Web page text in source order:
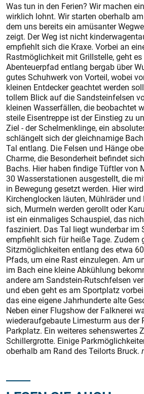
Was tun in den Ferien? Wir machen
wirklich lohnt. Wir starten oberhalb
dem uns bereits ein amüsanter
zeigt. Der Weg ist nicht
empfiehlt sich die Kraxe. Vorbei an
Rastmöglichkeit mit Grillstelle, geht
Abenteuerpfad entlang bergab über
gutes Schuhwerk von Vorteil, wobei
kleinen Entdecker geachtet werden
tollem Blick auf die Sandsteinfelsen
kleinen Wasserfällen, die beobachtet
steile Eisentreppe ist der Einstieg zu
Ziel - der Schelmenklinge, ein
schlängelt sich der gleichnamige
Tal entlang. Die Felsen und Hänge
Charme, die Besonderheit befindet
Bachs. Hier haben findige Tüftler von
30 Wasserstationen ausgestellt, die
in Bewegung gesetzt werden. Hier
Kirchenglocken läuten, Mühlräder
sich, Murmeln werden gerollt oder
ist ein einmaliges Schauspiel, das
fasziniert. Das Tal liegt wunderbar im
empfiehlt sich für heiße Tage. Zudem
Sitzmöglichkeiten entlang des etwa
Pfads, um eine Rast einzulegen. Am
im Bach eine kleine Abkühlung
andere am Sandstein-Rutschfelsen
und eben geht es am Sportplatz
das eine eigene Jahrhunderte alte
Neben einer Flugshow der Falknerei
wiederaufgebaute Limesturm aus der
Parkplatz. Ein weiteres sehenswertes
Schillergrotte. Einige
oberhalb am Rand des Teilorts Bruck.